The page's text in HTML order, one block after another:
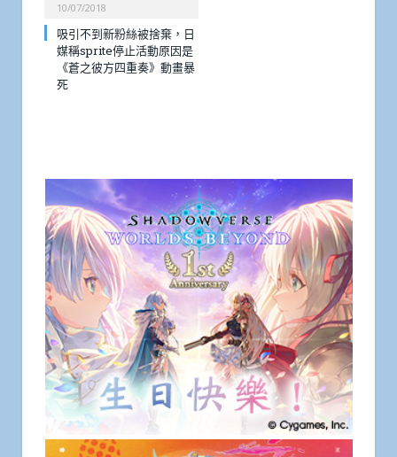
10/07/2018
吸引不到新粉絲被捨棄，日
媒稱sprite停止活動原因是
《蒼之彼方四重奏》動畫暴
死